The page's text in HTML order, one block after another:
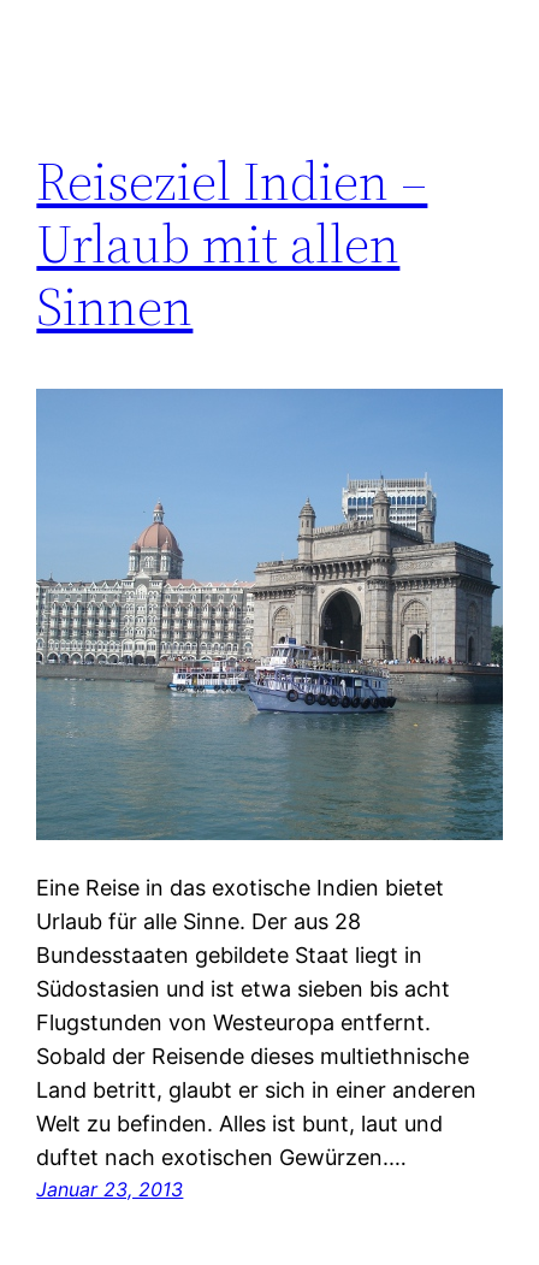
Reiseziel Indien –
Urlaub mit allen
Sinnen
Eine Reise in das exotische Indien bietet
Urlaub für alle Sinne. Der aus 28
Bundesstaaten gebildete Staat liegt in
Südostasien und ist etwa sieben bis acht
Flugstunden von Westeuropa entfernt.
Sobald der Reisende dieses multiethnische
Land betritt, glaubt er sich in einer anderen
Welt zu befinden. Alles ist bunt, laut und
duftet nach exotischen Gewürzen.…
Januar 23, 2013